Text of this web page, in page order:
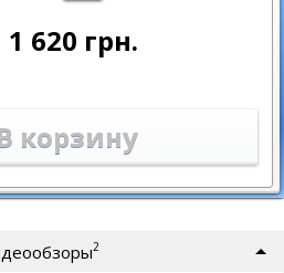
1 620 грн.
корзину
2